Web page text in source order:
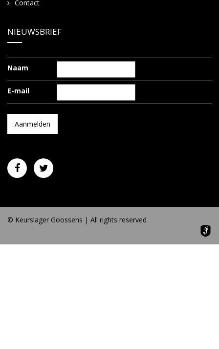
Contact
NIEUWSBRIEF
Naam
E-mail
© Keurslager Goossens | All rights reserved